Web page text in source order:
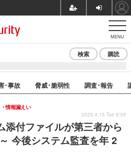
MENU
検索 購読
･事故 脅威･脆弱性 調査･報告
添付ファイルが第三者から
今後システム監査を年 2
情報漏えい
2025.4.15 Tue 8:05